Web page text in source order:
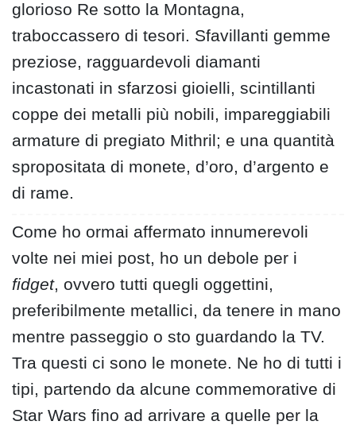
glorioso Re sotto la Montagna,
traboccassero di tesori. Sfavillanti gemme
preziose, ragguardevoli diamanti
incastonati in sfarzosi gioielli, scintillanti
coppe dei metalli più nobili, impareggiabili
armature di pregiato Mithril; e una quantità
spropositata di monete, d’oro, d’argento e
di rame.
Come ho ormai affermato innumerevoli
volte nei miei post, ho un debole per i
fidget, ovvero tutti quegli oggettini,
preferibilmente metallici, da tenere in mano
mentre passeggio o sto guardando la TV.
Tra questi ci sono le monete. Ne ho di tutti i
tipi, partendo da alcune commemorative di
Star Wars fino ad arrivare a quelle per la